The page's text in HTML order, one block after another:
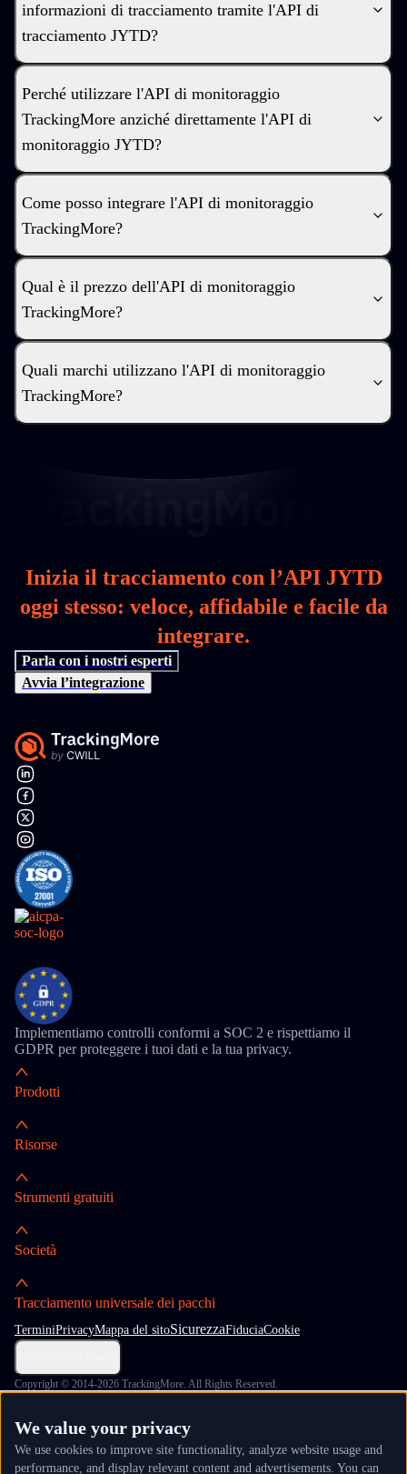
informazioni di tracciamento tramite l'API di
tracciamento JYTD?
Perché utilizzare l'API di monitoraggio
TrackingMore anziché direttamente l'API di
monitoraggio JYTD?
Come posso integrare l'API di monitoraggio
TrackingMore?
Qual è il prezzo dell'API di monitoraggio
TrackingMore?
Quali marchi utilizzano l'API di monitoraggio
TrackingMore?
Inizia il tracciamento con l’API JYTD
oggi stesso: veloce, affidabile e facile da
integrare.
Parla con i nostri esperti
Avvia l’integrazione
Implementiamo controlli conformi a SOC 2 e rispettiamo il
GDPR per proteggere i tuoi dati e la tua privacy.
Prodotti
Risorse
Strumenti gratuiti
Società
Tracciamento universale dei pacchi
TerminiPrivacyMappa del sitoSicurezzaFiduciaCookie
Copyright © 2014-2026 TrackingMore. All Rights Reserved.
We value your privacy
We use cookies to improve site functionality, analyze website usage and
performance, and display relevant content and advertisements. You can